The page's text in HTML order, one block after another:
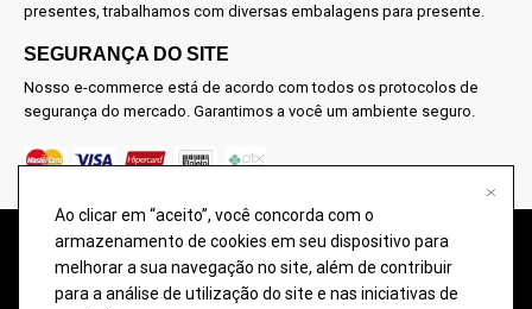
presentes, trabalhamos com diversas embalagens para presente.
SEGURANÇA DO SITE
Nosso e-commerce está de acordo com todos os protocolos de
segurança do mercado. Garantimos a você um ambiente seguro.
@2026 – TODOS OS DIREITOS RESERVADOS À DON EMBALAGENS –
COMÉRCIO DE EMBALAGENS PARA PRESENTES. Imagens meramente
ilustrativas, qualquer semelhança é uma mera coincidência.
Ao clicar em “aceito”, você concorda com o
armazenamento de cookies em seu dispositivo para
melhorar a sua navegação no site, além de contribuir
para a análise de utilização do site e nas iniciativas de